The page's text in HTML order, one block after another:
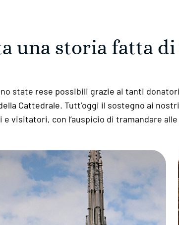
una storia fatta di
state rese possibili grazie ai tanti
Cattedrale. Tutt’oggi il sostegno ai
con l’auspicio di tramandare